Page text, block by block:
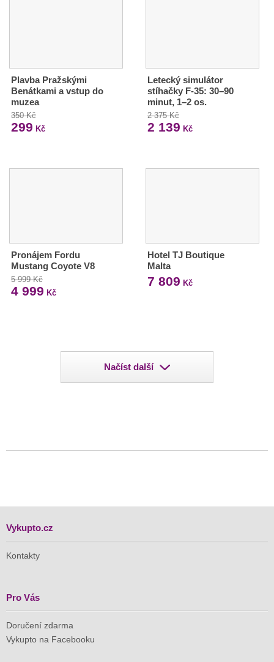
Plavba Pražskými
Benátkami a vstup do
muzea
350 Kč
299 Kč
Letecký simulátor
stíhačky F-35: 30–90
minut, 1–2 os.
2 375 Kč
2 139 Kč
Pronájem Fordu
Mustang Coyote V8
5 999 Kč
4 999 Kč
Hotel TJ Boutique
Malta
7 809 Kč
Načíst další
Vykupto.cz
Kontakty
Pro Vás
Doručení zdarma
Vykupto na Facebooku